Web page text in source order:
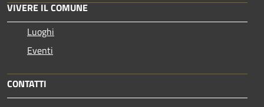
VIVERE IL COMUNE
Luoghi
Eventi
CONTATTI